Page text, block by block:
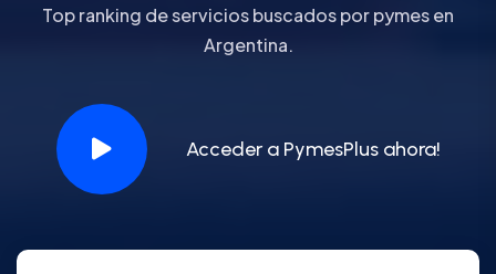
Top ranking de servicios buscados por pymes en
Argentina.
Acceder a PymesPlus ahora!